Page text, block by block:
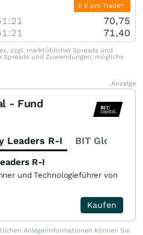
0 € pro Trade*
70,75
71,40
zzgl. marktüblicher Spreads und
und Zuwendungen, mögliche
Anzeige
- Fund
Leaders R-I BIT Global
R-I
und Technologieführer von
Kaufen
Anlegerinformationen können Sie